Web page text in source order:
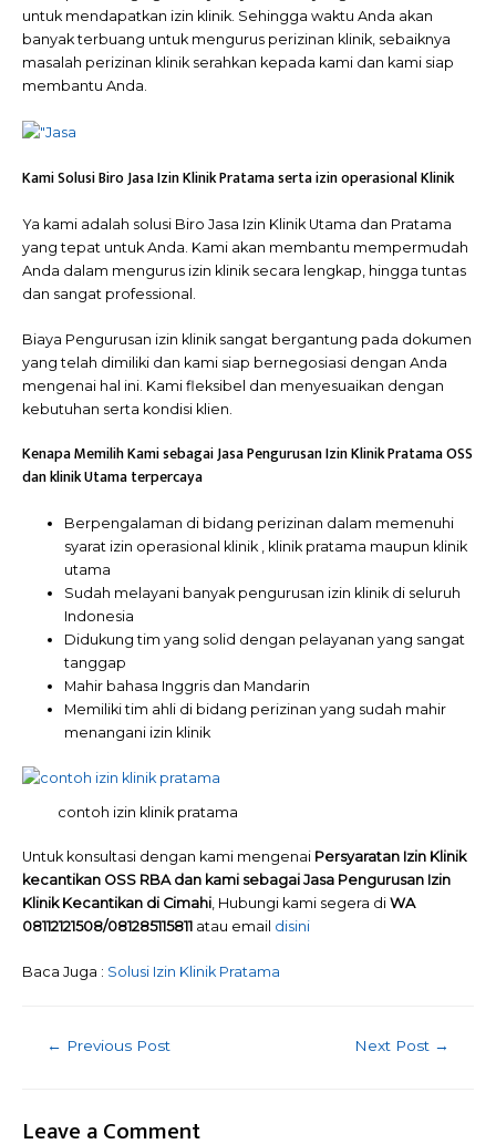
untuk mendapatkan izin klinik. Sehingga waktu Anda akan
banyak terbuang untuk mengurus perizinan klinik, sebaiknya
masalah perizinan klinik serahkan kepada kami dan kami siap
membantu Anda.
Kami Solusi Biro Jasa Izin Klinik Pratama serta izin operasional Klinik
Ya kami adalah solusi Biro Jasa Izin Klinik Utama dan Pratama
yang tepat untuk Anda. Kami akan membantu mempermudah
Anda dalam mengurus izin klinik secara lengkap, hingga tuntas
dan sangat professional.
Biaya Pengurusan izin klinik sangat bergantung pada dokumen
yang telah dimiliki dan kami siap bernegosiasi dengan Anda
mengenai hal ini. Kami fleksibel dan menyesuaikan dengan
kebutuhan serta kondisi klien.
Kenapa Memilih Kami sebagai Jasa Pengurusan Izin Klinik Pratama OSS
dan klinik Utama terpercaya
Berpengalaman di bidang perizinan dalam memenuhi
syarat izin operasional klinik , klinik pratama maupun klinik
utama
Sudah melayani banyak pengurusan izin klinik di seluruh
Indonesia
Didukung tim yang solid dengan pelayanan yang sangat
tanggap
Mahir bahasa Inggris dan Mandarin
Memiliki tim ahli di bidang perizinan yang sudah mahir
menangani izin klinik
contoh izin klinik pratama
Untuk konsultasi dengan kami mengenai Persyaratan Izin Klinik
kecantikan OSS RBA dan kami sebagai Jasa Pengurusan Izin
Klinik Kecantikan di Cimahi, Hubungi kami segera di WA
08112121508/081285115811 atau email disini
Baca Juga : Solusi Izin Klinik Pratama
Post
← Previous Post Next Post →
Leave a Comment